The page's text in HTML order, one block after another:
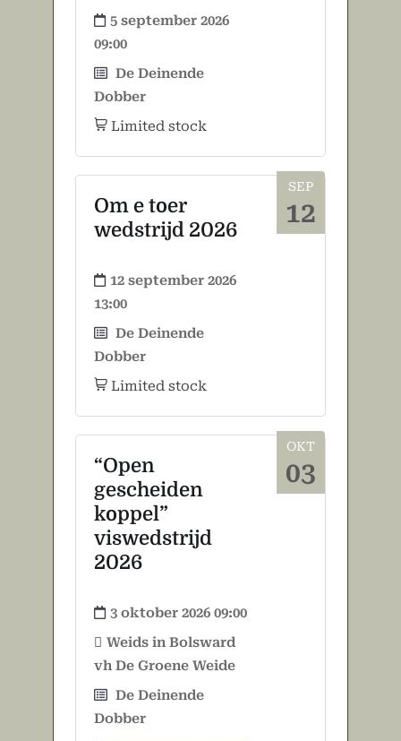
5 september 2026
09:00
De Deinende
Dobber
Limited stock
SEP
12
Om e toer
wedstrijd 2026
12 september 2026
13:00
De Deinende
Dobber
Limited stock
OKT
03
“Open
gescheiden
koppel”
viswedstrijd
2026
3 oktober 2026 09:00
Weids in Bolsward
vh De Groene Weide
De Deinende
Dobber